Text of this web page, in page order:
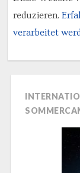
reduzieren.
verarbeitet